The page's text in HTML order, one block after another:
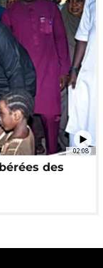
02:08
des